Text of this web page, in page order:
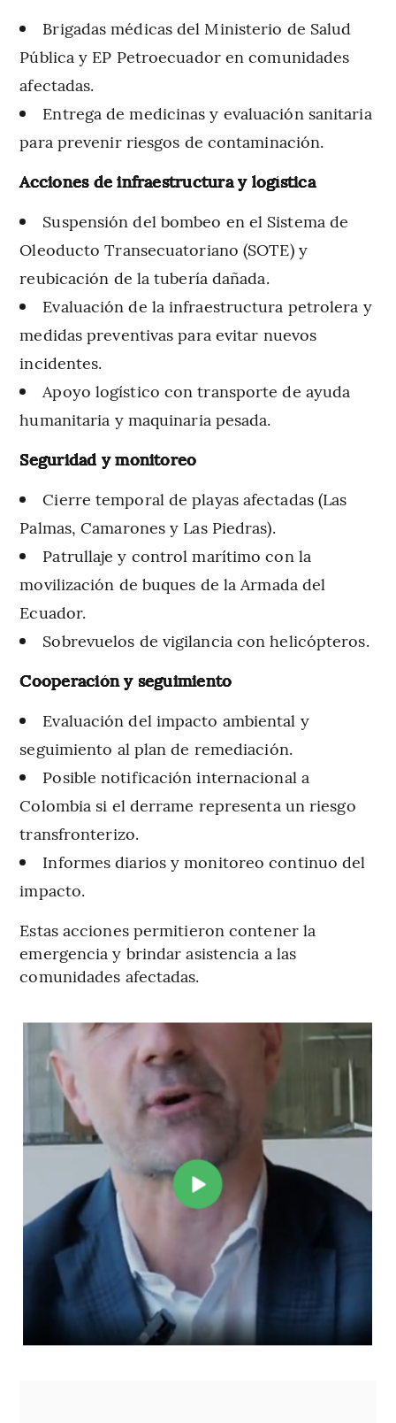
Brigadas médicas del Ministerio de Salud
Pública y EP Petroecuador en comunidades
afectadas.
Entrega de medicinas y evaluación sanitaria
para prevenir riesgos de contaminación.
Acciones de infraestructura y logística
Suspensión del bombeo en el Sistema de
Oleoducto Transecuatoriano (SOTE) y
reubicación de la tubería dañada.
Evaluación de la infraestructura petrolera y
medidas preventivas para evitar nuevos
incidentes.
Apoyo logístico con transporte de ayuda
humanitaria y maquinaria pesada.
Seguridad y monitoreo
Cierre temporal de playas afectadas (Las
Palmas, Camarones y Las Piedras).
Patrullaje y control marítimo con la
movilización de buques de la Armada del
Ecuador.
Sobrevuelos de vigilancia con helicópteros.
Cooperación y seguimiento
Evaluación del impacto ambiental y
seguimiento al plan de remediación.
Posible notificación internacional a
Colombia si el derrame representa un riesgo
transfronterizo.
Informes diarios y monitoreo continuo del
impacto.
Estas acciones permitieron contener la
emergencia y brindar asistencia a las
comunidades afectadas.